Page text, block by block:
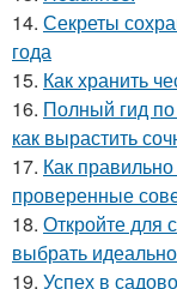
14. Секреты
года
15. Как хранить
16. Полный гид по
как вырастить
17. Как правильно
проверенные
18. Откройте для
выбрать
19. Успех в